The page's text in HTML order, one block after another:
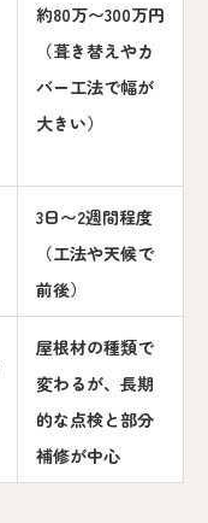
約80万〜300万円
（葺き替えやカ
バー工法で幅が
大きい）
3日〜2週間程度
（工法や天候で
前後）
屋根材の種類で
変わるが、長期
的な点検と部分
補修が中心